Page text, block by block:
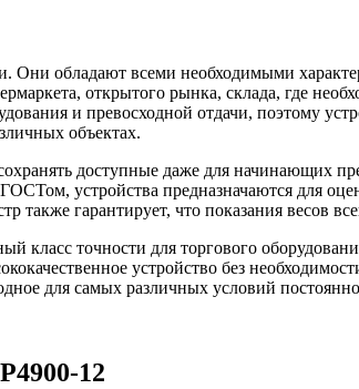
обладают всеми необходимыми
открытого рынка, склада, где
и превосходной отдачи, поэтому
объектах.
доступные даже для начинающих
устройства предназначаются для
также гарантирует, что показания весов
класс точности для торгового
устройство без
для самых различных условий
12